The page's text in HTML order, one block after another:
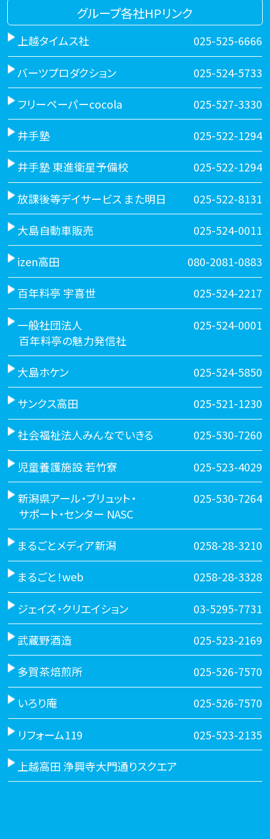
グループ各社HPリンク
上越タイムス社 025-525-6666
バーツプロダクション 025-524-5733
フリーペーパーcocola 025-527-3330
井手塾 025-522-1294
井手塾 東進衛星予備校 025-522-1294
放課後等デイサービス また明日 025-522-8131
大島自動車販売 025-524-0011
izen高田 080-2081-0883
百年料亭 宇喜世 025-524-2217
一般社団法人
百年料亭の魅力発信社
025-524-0001
大島ホケン 025-524-5850
サンクス高田 025-521-1230
社会福祉法人みんなでいきる 025-530-7260
児童養護施設 若竹寮 025-523-4029
新潟県アール・ブリュット・
サポート・センター NASC
025-530-7264
まるごとメディア新潟 0258-28-3210
まるごと！web 0258-28-3328
ジェイズ・クリエイション 03-5295-7731
武蔵野酒造 025-523-2169
多賀茶焙煎所 025-526-7570
いろり庵 025-526-7570
リフォーム119 025-523-2135
上越高田 浄興寺大門通りスクエア